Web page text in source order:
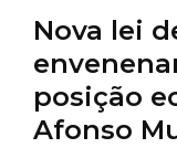
Nova lei
posição
Afonso